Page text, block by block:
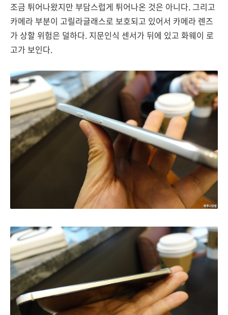
조금 튀어나왔지만 부담스럽게 튀어나온 것은 아니다. 그리고
카메라 부분이 고릴라글래스로 보호되고 있어서 카메라 렌즈
가 상할 위험은 덜하다. 지문인식 센서가 뒤에 있고 화웨이 로
고가 보인다.